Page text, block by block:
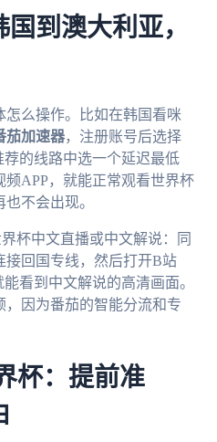
到澳大利亚，
么操作。比如在韩国看咪
茄加速器，注册账号后选择
的线路中选一个延迟最低
APP，就能正常观看世界杯
不会出现。
杯中文直播或中文解说：同
接回国专线，然后打开B站
看到中文解说的高清画面。
，因为番茄的智能分流和专
杯：提前准